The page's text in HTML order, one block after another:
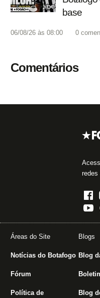
base
06/08/26 às 08:00 0
Comentários
redes
Áreas do Site
Notícias do Botafogo
Fórum
Política de
Blogs
Blog
Blog